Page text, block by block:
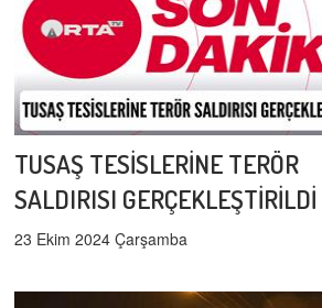
TUSAŞ TESİSLERİNE TERÖR
SALDIRISI GERÇEKLEŞTİRİLDİ
23 Ekim 2024 Çarşamba